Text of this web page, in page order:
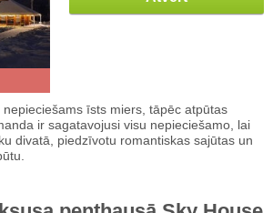
īsts miers, tāpēc atpūtas
ir sagatavojusi visu nepieciešamo, lai
divatā, piedzīvotu romantiskas sajūtas un